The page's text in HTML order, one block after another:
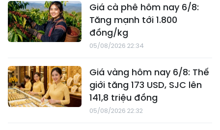
Giá cà phê hôm nay 6/8:
Tăng mạnh tới 1.800
đồng/kg
05/08/2026 22:34
Giá vàng hôm nay 6/8: Thế
giới tăng 173 USD, SJC lên
141,8 triệu đồng
05/08/2026 22:32